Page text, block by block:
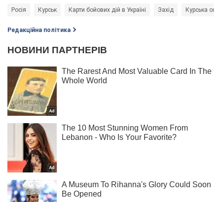
Росія Курськ Карти бойових дій в Україні Захід Курська
Редакційна політика